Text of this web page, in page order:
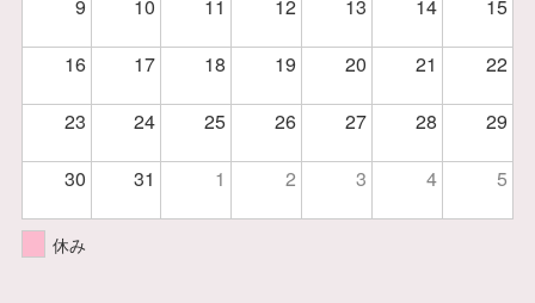
9 10 11 12 13 14 15
16 17 18 19 20 21 22
23 24 25 26 27 28 29
30 31 1 2 3 4 5
休み